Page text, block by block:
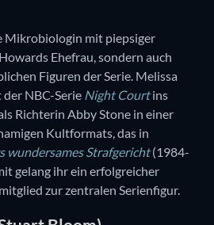
Mikrobiologin mit piepsiger
Ehefrau, sondern auch
Figuren der Serie. Melissa
NBC-Serie Night Court ins
Richterin Abby Stone in einer
Kultformats, das in
wundersames Strafgericht(1984-
gelang ihr ein erfolgreicher
zur zentralen Serienfigur.